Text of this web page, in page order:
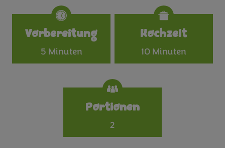
Specifications
Vorbereitung
5 Minuten
Kochzeit
10 Minuten
Portionen
2